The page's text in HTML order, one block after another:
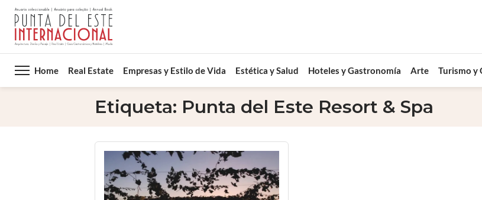
Home Real Estate Empresas y Estilo de Vida Estética y Salud Hoteles y Gastronomía Arte Turismo y
Etiqueta: Punta del Este Resort & Spa